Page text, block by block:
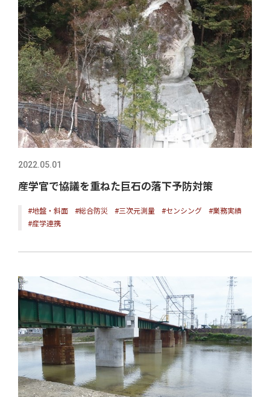
2022.05.01
産学官で協議を重ねた巨石の落下予防対策
#地盤・斜面 #総合防災 #三次元測量 #センシング
#業務実績
#産学連携